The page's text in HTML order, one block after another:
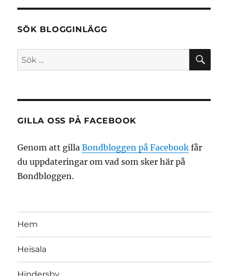
SÖK BLOGGINLÄGG
Sök
efter:
GILLA OSS PÅ FACEBOOK
Genom att gillaBondbloggen på Facebook får
du uppdateringar om vad som sker här på
Bondbloggen.
Hem
Heisala